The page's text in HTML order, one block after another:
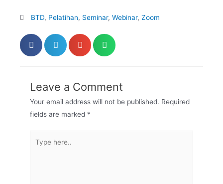
BTD, Pelatihan, Seminar,Webinar,Zoom
Leave a Comment
Your email address will not be published. Required
fields are marked *